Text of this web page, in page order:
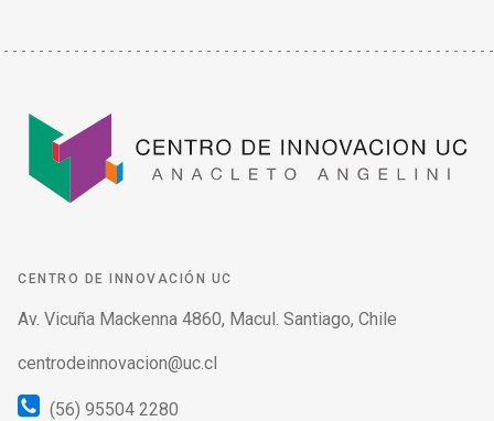
CENTRO DE INNOVACIÓN UC
Av. Vicuña Mackenna 4860, Macul. Santiago, Chile
centrodeinnovacion@uc.cl
(56) 95504 2280